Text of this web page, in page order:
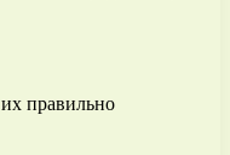
правильно